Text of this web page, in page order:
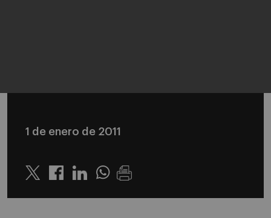
1 de enero de 2011
Twitter LinkedinWhatsapp